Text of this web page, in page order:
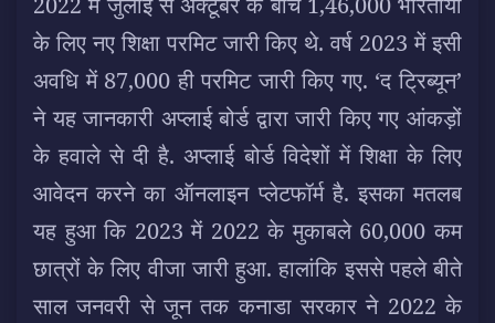
के लिए नए शिक्षा परमिट जारी किए थे. वर्ष 2023 में इसी
अवधि में 87,000 ही परमिट जारी किए गए. ‘द ट्रिब्यून’
ने यह जानकारी अप्लाई बोर्ड द्वारा जारी किए गए आंकड़ों
के हवाले से दी है. अप्लाई बोर्ड विदेशों में शिक्षा के लिए
आवेदन करने का ऑनलाइन प्लेटफॉर्म है. इसका मतलब
यह हुआ कि 2023 में 2022 के मुकाबले 60,000 कम
छात्रों के लिए वीजा जारी हुआ. हालांकि इससे पहले बीते
साल जनवरी से जून तक कनाडा सरकार ने 2022 के